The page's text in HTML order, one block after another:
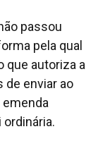
passou
pela qual
que autoriza a
de enviar ao